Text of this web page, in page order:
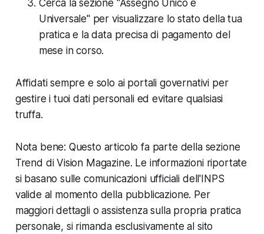
Cerca la sezione "Assegno Unico e
Universale" per visualizzare lo stato della tua
pratica e la data precisa di pagamento del
mese in corso.
Affidati sempre e solo ai portali governativi per
gestire i tuoi dati personali ed evitare qualsiasi
truffa.
Nota bene: Questo articolo fa parte della sezione
Trend di Vision Magazine. Le informazioni riportate
si basano sulle comunicazioni ufficiali dell'INPS
valide al momento della pubblicazione. Per
maggiori dettagli o assistenza sulla propria pratica
personale, si rimanda esclusivamente al sito